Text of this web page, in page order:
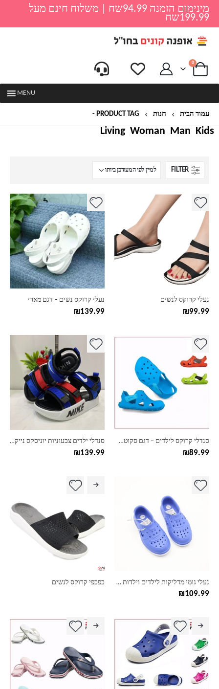
מינימום הזמנה 94.99שח | משלוח חינם מעל
199.99שח
0
MENU
עמוד הבית חנות PRODUCT TAG -
Kids
Man
Woman
Living
FILTER
נעלי קרוקס לנשים
₪99.99
למוצר
יש
מספר
סוגים.
ניתן
לבחור
את
האפשרויות
בעמוד
נעלי קרוקס נשים – דגם מארי
₪139.99
למוצר
יש
מספר
סוגים.
ניתן
לבחור
את
האפשרויות
בעמוד
סנדלי קרוקס לילדים – דגם סקוטש מעולה ליום יום ולבריכה
₪89.99
למוצר
יש
מספר
סוגים.
בעמוד
סנדלי ילדים צבעוניות יוניסקס נייק NIKE
₪139.99
למוצר
מספר
סוגים.
ניתן
לבחור
בעמוד
נעלי גומי מדליקות לילדים וילדות נייק NIKE
₪109.99
למוצר
זה
בעמוד
כפכפי קרוקס לנשים